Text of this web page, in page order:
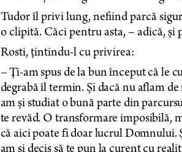
Tudor îl privi lung, nefiind parcă sigur
o clipită. Căci pentru asta, – adică, și
Rosti, țintindu-l cu privirea:
– Ți-am spus de la bun început că le
degrabă îl termin. Și dacă nu aflam
am și studiat o bună parte din
te revăd. O transformare imposibilă,
că aici poate fi doar lucrul Domnului.